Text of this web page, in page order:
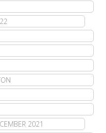
2021